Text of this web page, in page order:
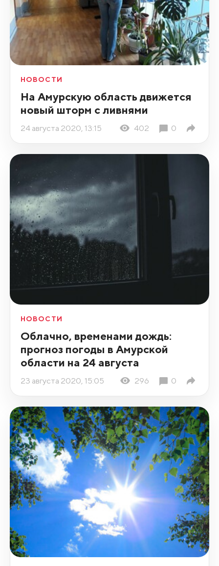
НОВОСТИ
На Амурскую область движется
новый шторм с ливнями
24 августа 2020, 13:15 402 0
НОВОСТИ
Облачно, временами дождь:
прогноз погоды в Амурской
области на 24 августа
23 августа 2020, 15:05 296 0